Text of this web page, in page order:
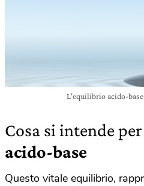
L'equilibrio acido-
Cosa si intende per
acido-base
Questo vitale equilibrio,